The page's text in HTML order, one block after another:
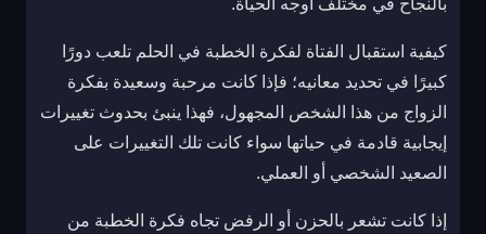
بالنجاح في مختلف أوجه الحياة.
كيفية استقبال الفتاة لفكرة الخطبة في الحلم تلعب دورًا
كبيرًا في تحديد معانيه؛ فإذا كانت مرحبة وسعيدة بفكرة
الزواج من هذا الشخص المجهول، فهذا ينبئ بحدوث تغييرات
إيجابية قادمة في حياتها سواء كانت تلك التغييرات على
الصعيد الشخصي أو العملي.
إذا كانت تشعر بالحزن أو الرفض تجاه فكرة الخطبة من